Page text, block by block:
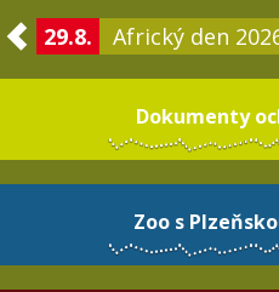
29.8. Africký den
Dokumenty
Zoo s